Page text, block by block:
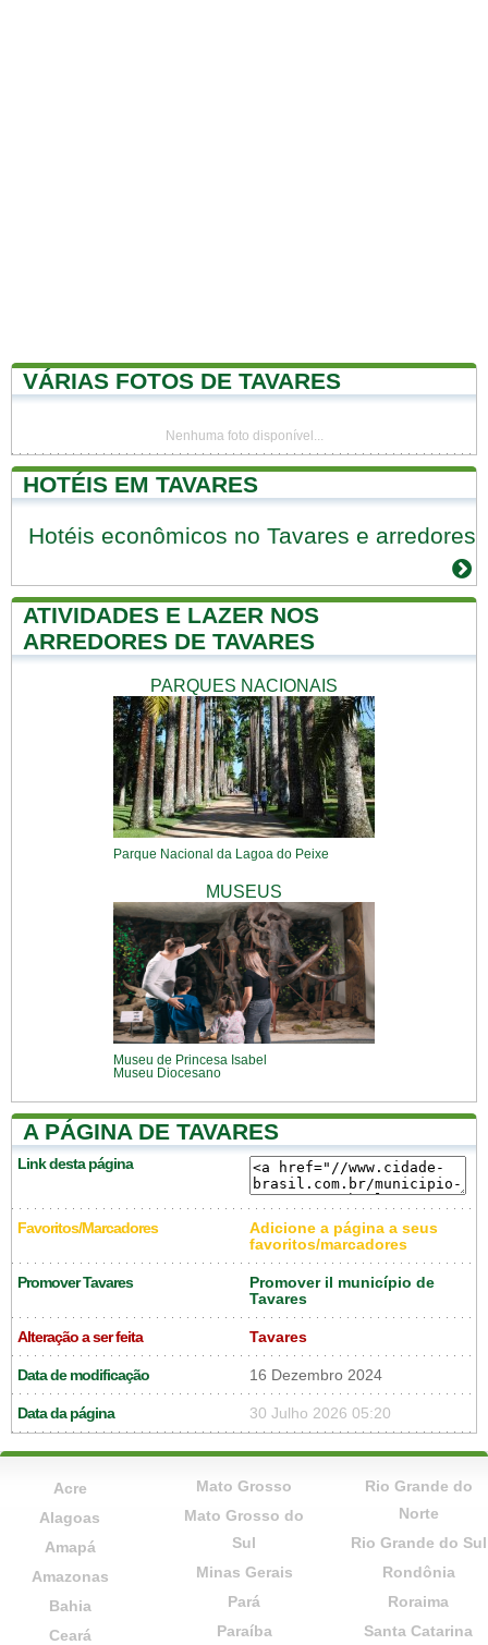
VÁRIAS FOTOS DE TAVARES
Nenhuma foto disponível...
HOTÉIS EM TAVARES
Hotéis econômicos no Tavares e arredores
ATIVIDADES E LAZER NOS
ARREDORES DE TAVARES
PARQUES NACIONAIS
Parque Nacional da Lagoa do Peixe
MUSEUS
Museu de Princesa Isabel
Museu Diocesano
A PÁGINA DE TAVARES
Link desta página
Favoritos/Marcadores
Adicione a página a seus
favoritos/marcadores
Promover Tavares
Promover il município de
Tavares
Alteração a ser feita Tavares
Data de modificação 16 Dezembro 2024
Data da página 30 Julho 2026 05:20
Acre
Alagoas
Amapá
Amazonas
Bahia
Ceará
Mato Grosso
Mato Grosso do
Sul
Minas Gerais
Pará
Paraíba
Rio Grande do
Norte
Rio Grande do Sul
Rondônia
Roraima
Santa Catarina